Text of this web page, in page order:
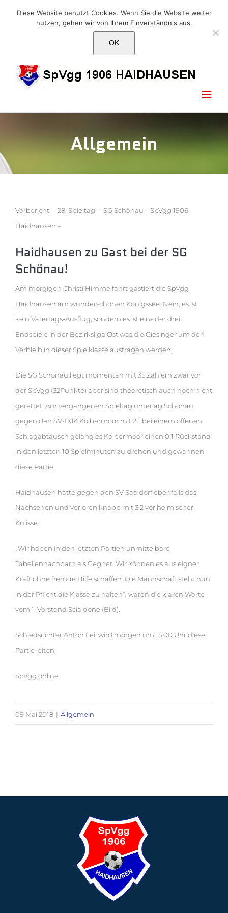
E-Mail: info@1906haidhausen.de
FacebookInstagram
E-
Allgemein
Vorbericht – 28. Spieltag – SG Schönau – SpVgg 1906
Haidhausen –
Haidhausen zu Gast bei der SG
Schönau!
Am morgigen Christi Himmelfahrt gastiert die SpVgg
Haidhausen am wunderschönen Königssee. Nein, es ist
kein Vatertags-Ausflug, sondern es ist eins der drei
Endspiele in der Bezirksliga Ost was die Giesinger um den
Verbleib in dieser Spielklasse austragen werden.
Die SG Schönau liegt momentan mit 35 Zählern zwar vor
der SpVgg (32Punkte) aber sind theoretisch auch noch nicht
gerettet. Am vergangenen Spieltag unterlag Schönau
gegen den SV-DJK Kolbermoor mit 2:1 bei einem offenen
Schlagabtausch gelang es Kolbermoor einen 0:1 Rückstand
in den letzten 10 Spielminuten zu drehen und gewannen
diese Partie.
Haidhausen hatte gegen den SV Saaldorf ebenfalls das
Nachsehen und verloren knapp mit 3:2 vor heimischer
Kulisse.
„Wir haben in den letzten Partien unmittelbare
Tabellennachbarn als Gegner. Wir können es aus eigner
Kraft ohne fremde Hilfe schaffen. Die Mannschaft steht nun
in der Pflicht die Klasse zu halten“, waren die klaren Worte
vom 1. Vorstand Scialdone (Bild).
Schiedsrichter Anton Feil wird morgen um 15:00 Uhr diese
Partie leiten.
SpVgg online
09 Mai 2018 | Allgemein
Diese Website benutzt Cookies. Wenn Sie die Website weiter
nutzen, gehen wir von Ihrem Einverständnis aus.
OK